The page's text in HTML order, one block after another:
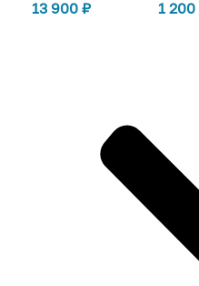
13 900 ₽ 1 200